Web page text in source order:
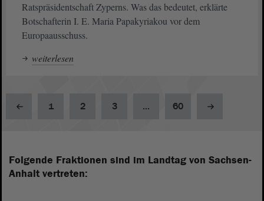
Ratspräsidentschaft Zyperns. Was das bedeutet, erklärte
Botschafterin I. E. Maria Papakyriakou vor dem
Europaausschuss.
weiterlesen
1 2 3 ... 60
Folgende Fraktionen sind im Landtag von Sachsen-
Anhalt vertreten: